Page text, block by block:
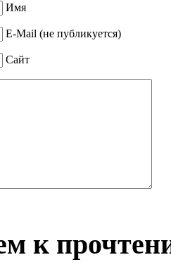
Имя
E-Mail (не публикуется)
Сайт
к